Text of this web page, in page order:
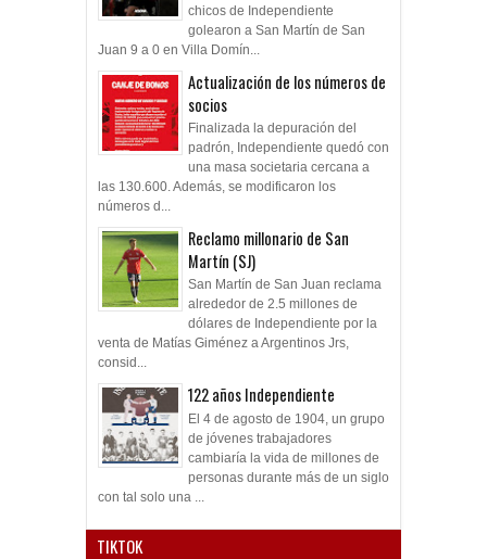
chicos de Independiente
golearon a San Martín de San
Juan 9 a 0 en Villa Domín...
Actualización de los números de
socios
Finalizada la depuración del
padrón, Independiente quedó con
una masa societaria cercana a
las 130.600. Además, se modificaron los
números d...
Reclamo millonario de San
Martín (SJ)
San Martín de San Juan reclama
alrededor de 2.5 millones de
dólares de Independiente por la
venta de Matías Giménez a Argentinos Jrs,
consid...
122 años Independiente
El 4 de agosto de 1904, un grupo
de jóvenes trabajadores
cambiaría la vida de millones de
personas durante más de un siglo
con tal solo una ...
TIKTOK